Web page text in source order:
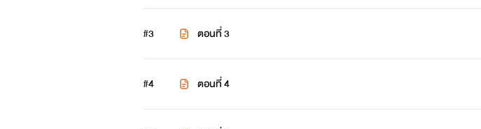
#3 ตอนที่ 3
#4 ตอนที่ 4